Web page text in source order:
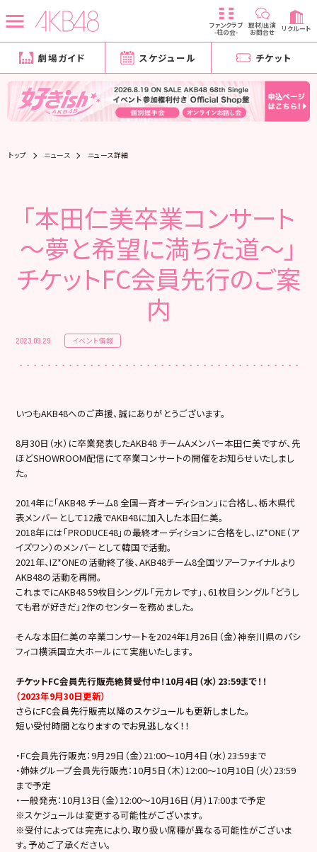
ファンクラブ
-柱の会-
取材/出演
お問合せ リクルート
劇場ガイド スケジュール チケット
トップ ニュース ニュース詳細
「本田仁美卒業コンサート
～夢と希望に満ちた道～」
チケットFC会員先行のご案
内
2023.09.29 イベント情報
いつもAKB48へのご声援、誠にありがとうございます。
8月30日（水）に卒業発表したAKB48 チームAメンバー本田仁美ですが、先
ほどSHOWROOM配信にて卒業コンサートの開催をお知らせいたしまし
た。
2014年に「AKB48 チーム8 全国一斉オーディション」に合格し、栃木県代
表メンバーとして12歳でAKB48に加入した本田仁美。
2018年には「PRODUCE48」の最終オーディションに合格をし、IZ*ONE（ア
イズワン）のメンバーとして韓国で活動。
2021年、IZ*ONEの活動終了後、AKB48チーム8全国ツアーファイナルより
AKB48の活動を再開。
これまでにAKB48 59枚目シングル「元カレです」、61枚目シングル「どうし
ても君が好きだ」2作のセンターを務めました。
そんな本田仁美の卒業コンサートを2024年1月26日（金）神奈川県のパシ
フィコ横浜国立大ホールにて実施いたします。
チケットFC会員先行販売絶賛受付中！10月4日（水）23:59まで！！
（2023年9月30日更新）
さらにFC会員先行販売以降のスケジュールも更新しました。
短い受付時間となりますのでお見逃しなく！！
・FC会員先行販売：9月29日（金）21:00〜10月4日（水）23:59まで
・姉妹グループ会員先行販売：10月5日（木）12:00〜10月10日（火）23:59
まで予定
・一般発売：10月13日（金）12:00〜10月16日（月）17:00まで予定
※スケジュールは変更する可能性がございます。
※受付によっては完売により、取り扱い席種が異なる可能性がございま
す。予めご了承ください。